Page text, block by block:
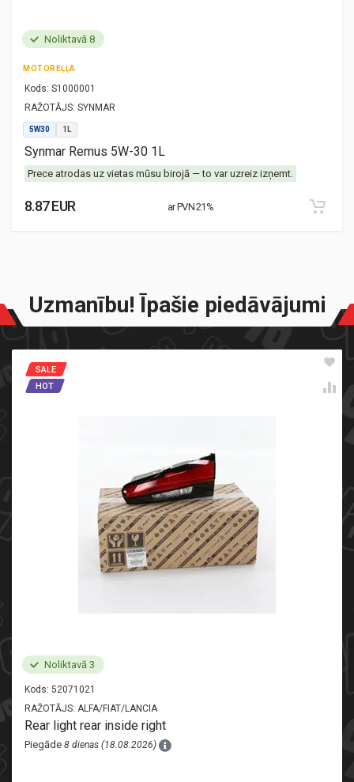
Noliktavā 8
MOTOREĻĻA
Kods: S1000001
RAŽOTĀJS: SYNMAR
5W30 1L
Synmar Remus 5W-30 1L
Prece atrodas uz vietas mūsu birojā — to var uzreiz izņemt.
8.87 EUR ar PVN 21%
Uzmanību! Īpašie piedāvājumi
Noliktavā 3
Kods: 52071021
RAŽOTĀJS: ALFA/FIAT/LANCIA
SALE
HOT
Rear light rear inside right
Piegāde 8 dienas (18.08.2026)